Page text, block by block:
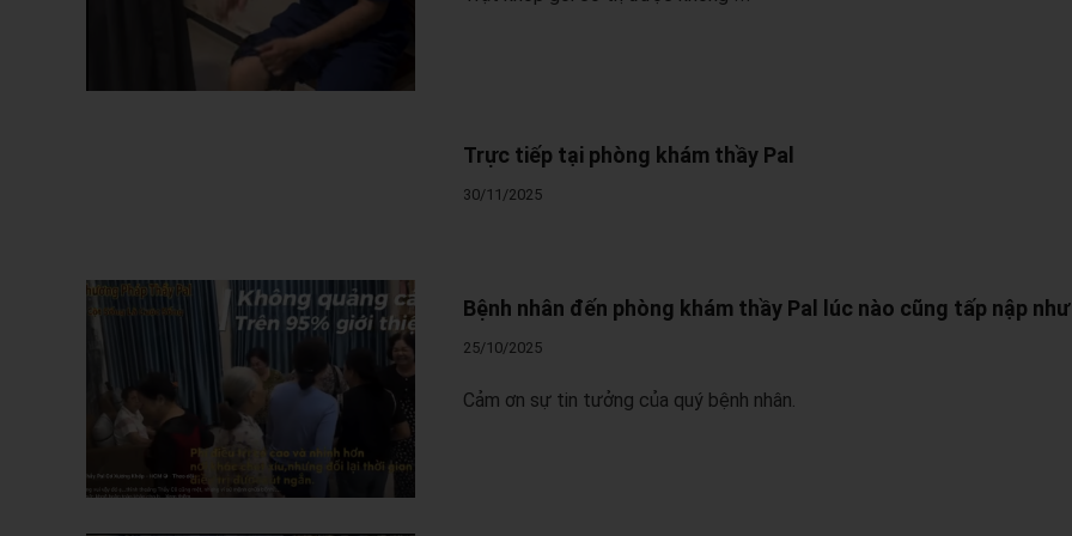
Trực tiếp tại phòng khám thầy Pal
30/11/2025
Bệnh nhân đến phòng khám thầy Pal lúc nào cũng tấp nập
25/10/2025
Cảm ơn sự tin tưởng của quý bệnh nhân.